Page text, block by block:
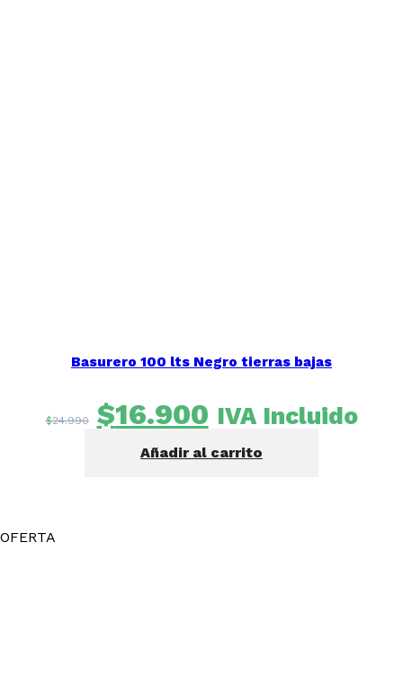
Basurero 100 lts Negro tierras bajas
$24.990 El
precio
original
$16.900El
precio
actual
IVA Incluido
Añadir al carrito
OFERTA